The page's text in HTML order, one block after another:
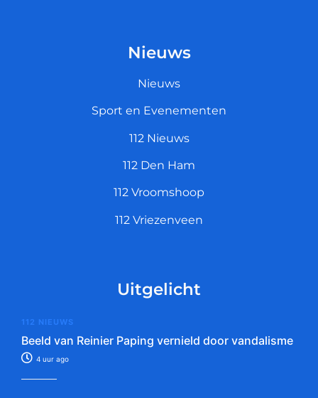
Nieuws
Nieuws
Sport en Evenementen
112 Nieuws
112 Den Ham
112 Vroomshoop
112 Vriezenveen
Uitgelicht
112 NIEUWS
Beeld van Reinier Paping vernield door vandalisme
4 uur ago